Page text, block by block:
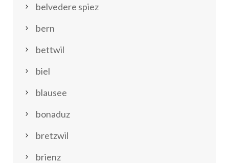
belvedere spiez
bern
bettwil
biel
blausee
bonaduz
bretzwil
brienz